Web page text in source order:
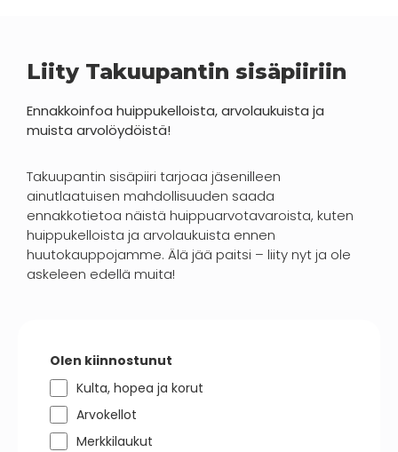
Liity Takuupantin sisäpiiriin
Ennakkoinfoa huippukelloista, arvolaukuista ja
muista arvolöydöistä!
Takuupantin sisäpiiri tarjoaa jäsenilleen
ainutlaatuisen mahdollisuuden saada
ennakkotietoa näistä huippuarvotavaroista, kuten
huippukelloista ja arvolaukuista ennen
huutokauppojamme. Älä jää paitsi – liity nyt ja ole
askeleen edellä muita!
Olen kiinnostunut
Kulta, hopea ja korut
Arvokellot
Merkkilaukut